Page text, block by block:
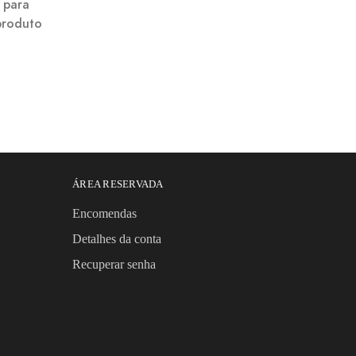
ÁREA RESERVADA
Encomendas
Detalhes da conta
Recuperar senha